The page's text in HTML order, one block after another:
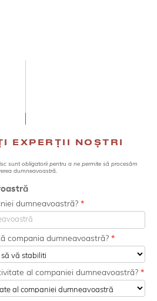
EXPERȚII NOȘTRI
sunt obligatorii pentru a ne permite să procesăm
dumneavoastră.
dumneavoastră? *
compania dumneavoastră? *
al companiei dumneavoastră? *